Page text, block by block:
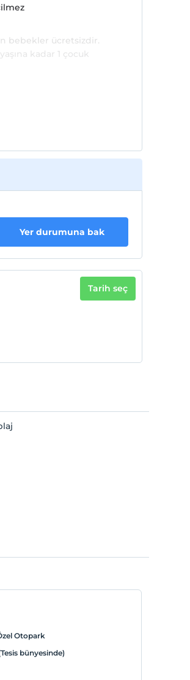
bebekler ücretsizdir.
kadar 1 çocuk
Yer durumuna bak
Tarih seç
Otopark
bünyesinde)